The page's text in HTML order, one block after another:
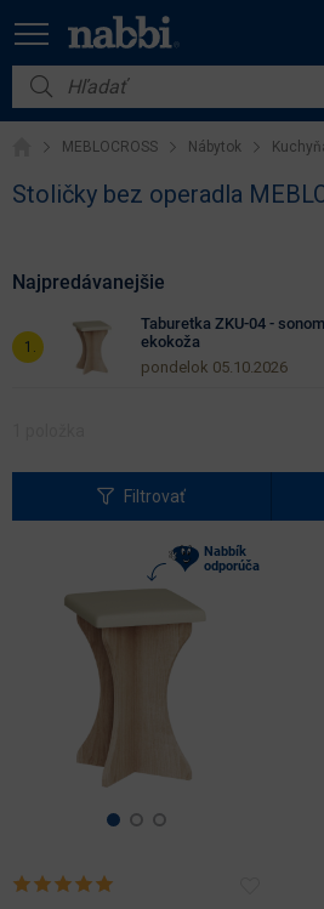
Nábytok
Vybavenie do domácnosti
Dom a záhrada
Výpredaj
MEBLOCROSS Nábytok
Stoličky bez operadla
Najpredávanejšie
Taburetka ZKU-04 -
ekokoža
pondelok 05.10.2026
Filtrovať
Filter
Cena
(€)
Iba
Výška
(cm)
Šírka
dub
sonomahnedá
materiál
Nabbík
odporúča